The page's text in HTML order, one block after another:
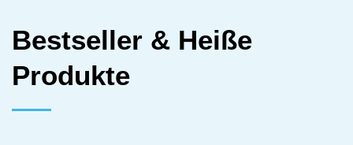
Bestseller & Heiße
Produkte